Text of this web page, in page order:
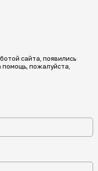
сайта, появились
пожалуйста,